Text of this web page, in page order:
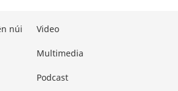
núi Video
Multimedia
Podcast